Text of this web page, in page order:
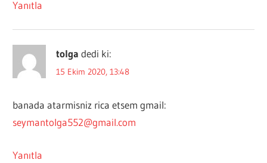
Yanıtla
tolga dedi ki:
15 Ekim 2020, 13:48
banada atarmisniz rica etsem gmail:
seymantolga552@gmail.com
Yanıtla